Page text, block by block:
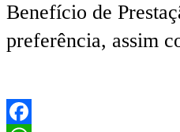
Benefício de
preferência, assim